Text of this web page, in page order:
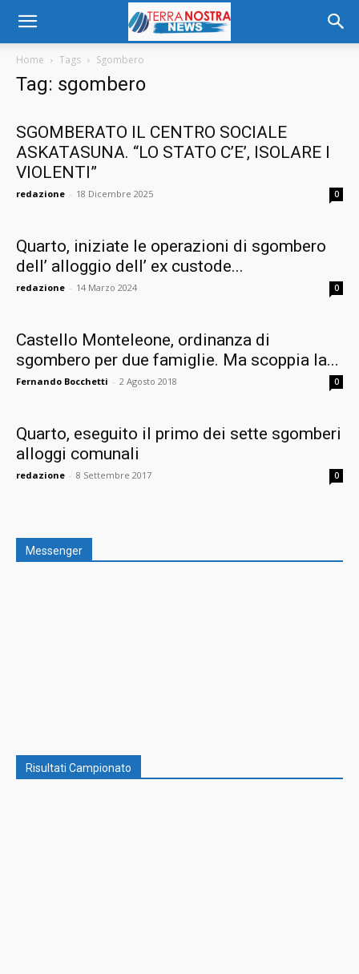
Home Tags Sgombero
Tag: sgombero
SGOMBERATO IL CENTRO SOCIALE
ASKATASUNA. “LO STATO C’E’, ISOLARE I
VIOLENTI”
redazione - 18 Dicembre 2025 0
Quarto, iniziate le operazioni di sgombero
dell’ alloggio dell’ ex custode...
redazione - 14 Marzo 2024 0
Castello Monteleone, ordinanza di
sgombero per due famiglie. Ma scoppia la...
Fernando Bocchetti - 2 Agosto 2018 0
Quarto, eseguito il primo dei sette sgomberi
alloggi comunali
redazione - 8 Settembre 2017 0
Messenger
Risultati Campionato